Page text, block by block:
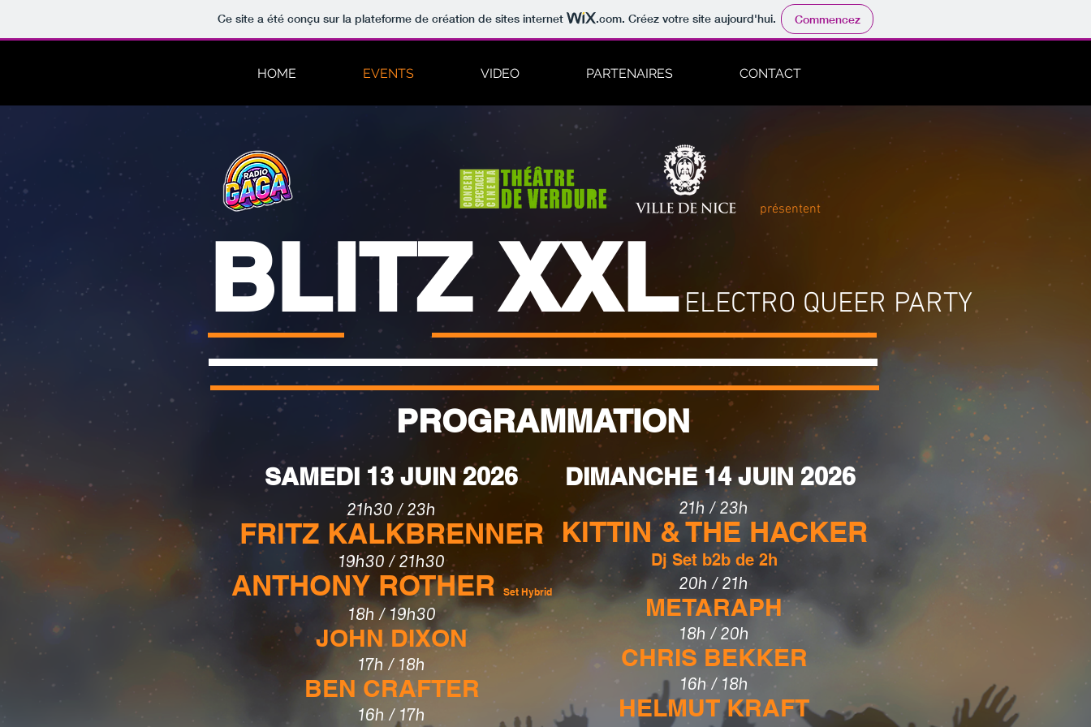
Ce site a été conçu sur la plateforme de création de sites internet .com. Créez votre site aujourd'hui. Commencez
HOME EVENTS VIDEO PARTENAIRES CONTACT
présentent
BLITZ XXL ELECTRO QUEER PARTY
PROGRAMMATION
SAMEDI 13 JUIN 2026 DIMANCHE 14 JUIN 2026
21h30 / 23h
FRITZ KALKBRENNER
19h30 / 21h30
ANTHONY ROTHER Set Hybrid
18h / 19h30
JOHN DIXON
17h / 18h
BEN CRAFTER
16h / 17h
21h / 23h
KITTIN & THE HACKER
Dj Set b2b de 2h
20h / 21h
METARAPH
18h / 20h
CHRIS BEKKER
16h / 18h
HELMUT KRAFT